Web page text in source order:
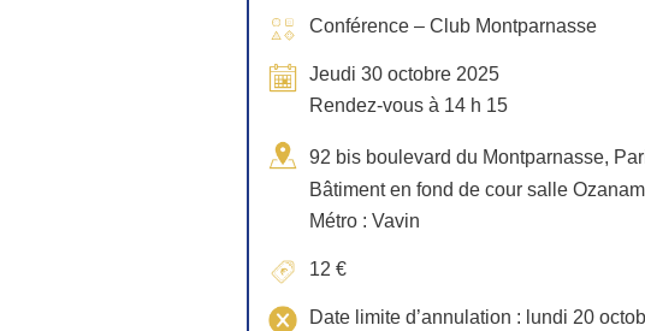
Conférence – Club Montparnasse
Jeudi 30 octobre 2025
Rendez-vous à 14 h 15
92 bis boulevard du Montparnasse,
Bâtiment en fond de cour salle Ozanam
Métro : Vavin
12 €
Date limite d’annulation : lundi 20